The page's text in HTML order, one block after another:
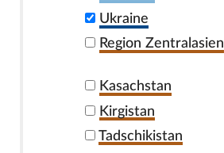
Ukraine
Region Zentralasien
Kasachstan
Kirgistan
Tadschikistan